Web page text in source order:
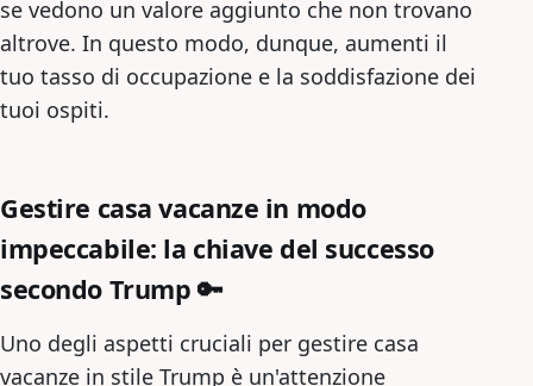
se vedono un valore aggiunto che non trovano
altrove. In questo modo, dunque, aumenti il
tuo tasso di occupazione e la soddisfazione dei
tuoi ospiti.
Gestire casa vacanze in modo
impeccabile: la chiave del successo
secondo Trump 🔑
Uno degli aspetti cruciali per gestire casa
vacanze in stile Trump è un'attenzione